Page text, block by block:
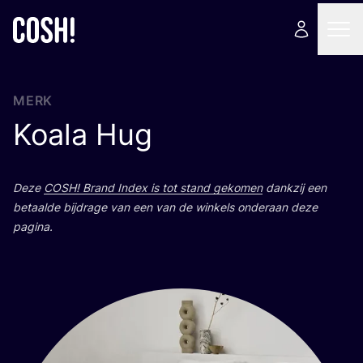
MERK
Koala Hug
Deze COSH! Brand Index is tot stand geko­mendank­zij een
betaal­de bij­dra­ge van een van de win­kels onder­aan deze
pagina.